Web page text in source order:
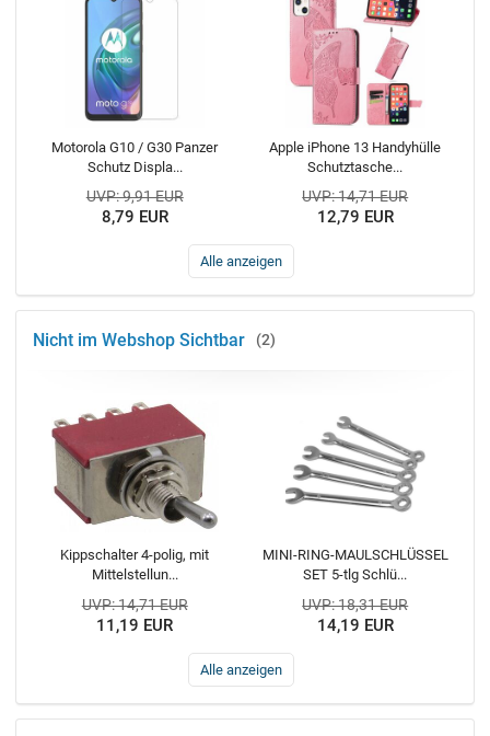
Motorola G10 / G30 Panzer
Schutz Displa...
UVP: 9,91 EUR
8,79 EUR
Apple iPhone 13 Handyhülle
Schutztasche...
UVP: 14,71 EUR
12,79 EUR
Alle anzeigen
Nicht im Webshop Sichtbar 2
Kippschalter 4-polig, mit
Mittelstellun...
UVP: 14,71 EUR
11,19 EUR
MINI-RING-MAULSCHLÜSSEL
SET 5-tlg Schlü...
UVP: 18,31 EUR
14,19 EUR
Alle anzeigen